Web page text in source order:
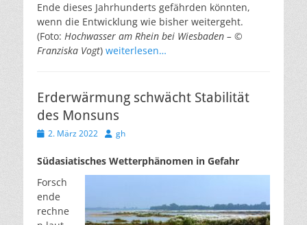
Ende dieses Jahrhunderts gefährden könnten,
wenn die Entwicklung wie bisher weitergeht.
(Foto: Hochwasser am Rhein bei Wiesbaden – ©
Franziska Vogt) weiterlesen…
Erderwärmung schwächt Stabilität
des Monsuns
Veröffentlicht
2. März 2022 Autor
gh
Südasiatisches Wetterphänomen in Gefahr
Forsch
ende
rechne